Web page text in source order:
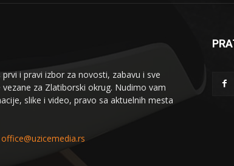
i pravi izbor za novosti, zabavu i sve
za Zlatiborski okrug. Nudimo vam
slike i video, pravo sa aktuelnih mesta
office@uzicemedia.rs